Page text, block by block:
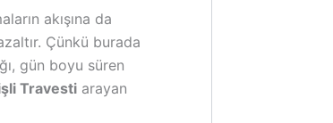
akışına da
Çünkü burada
gün boyu süren
Travesti arayan